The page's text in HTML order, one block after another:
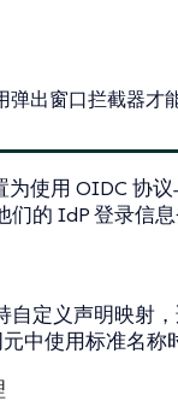
弹出窗口拦截器才
使用 OIDC 协
的 IdP 登录信息
自定义声明映射
中使用标准名称